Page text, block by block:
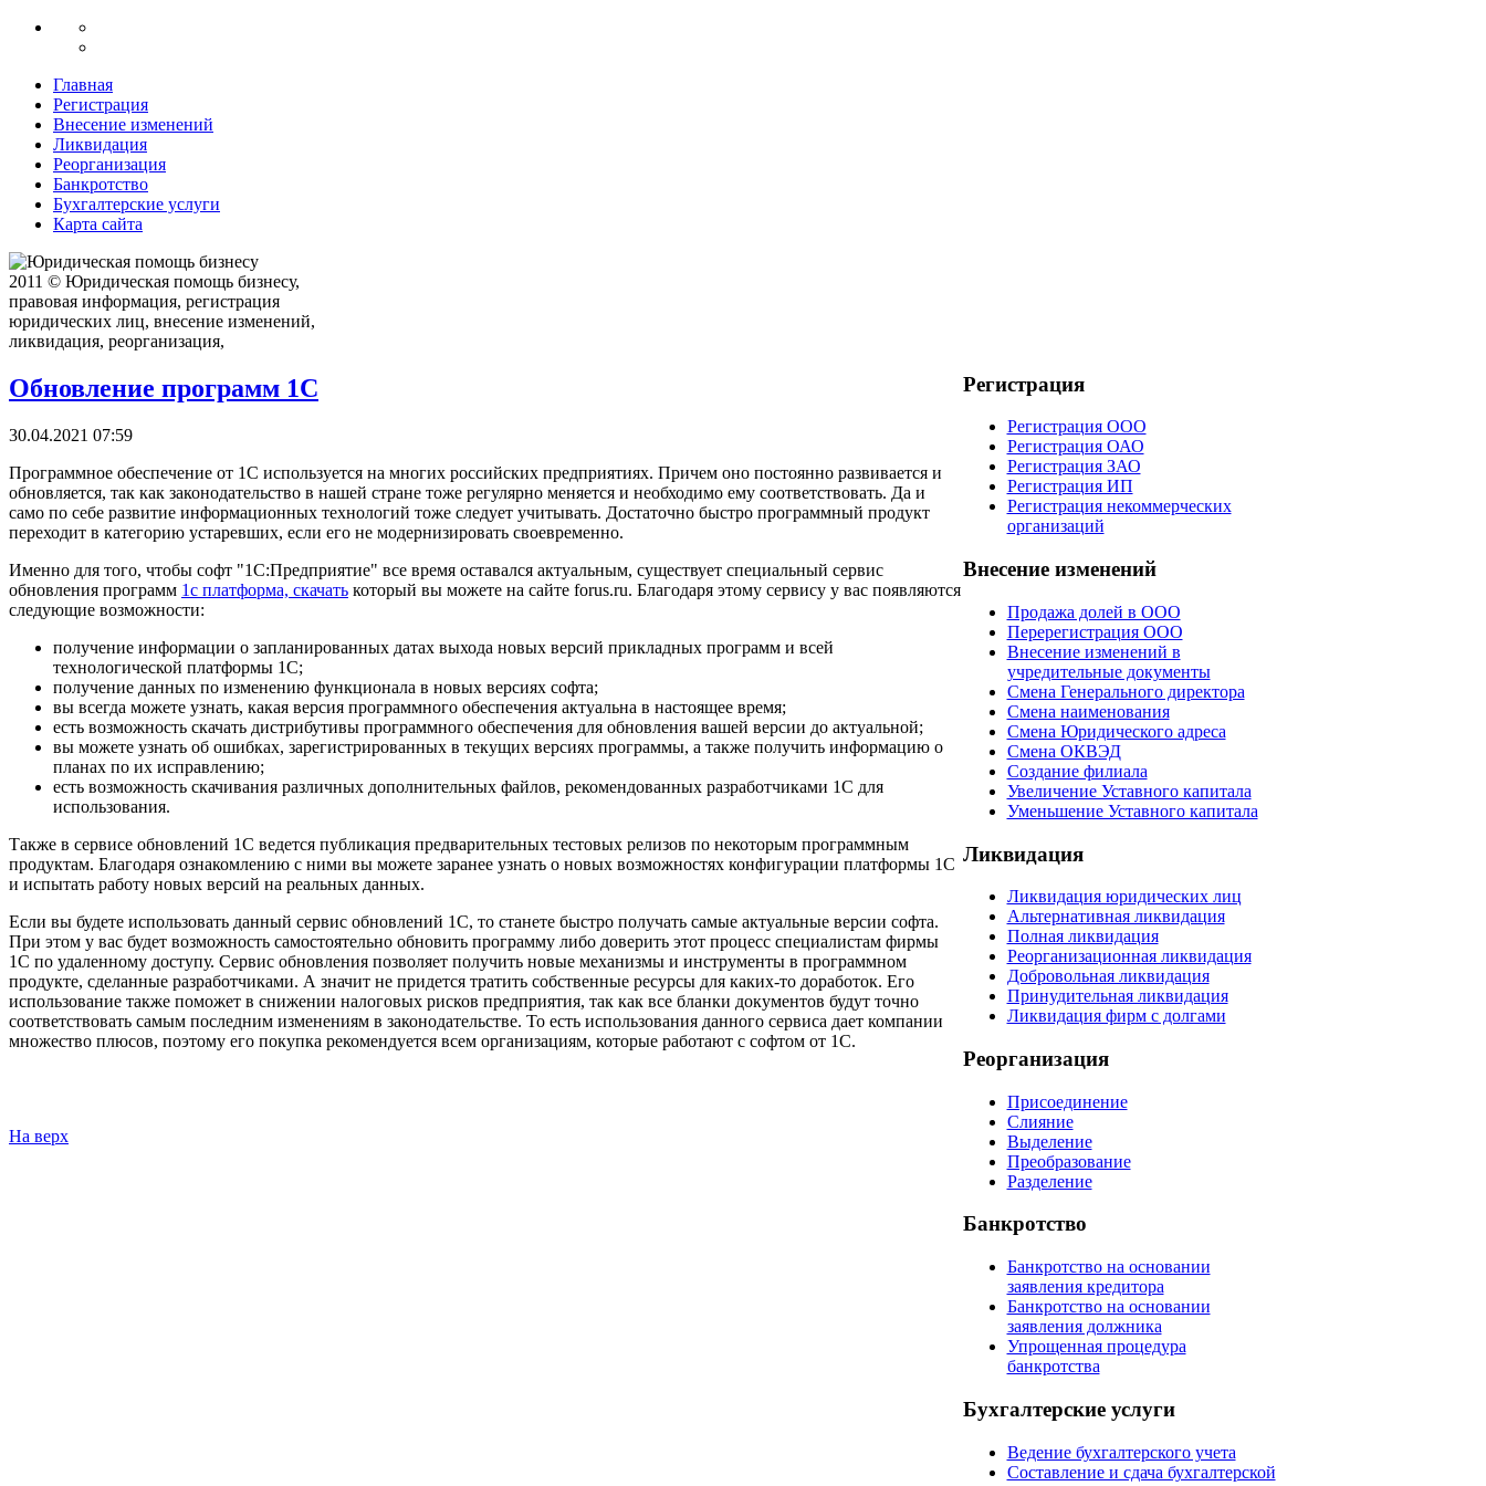
Главная
Регистрация
Внесение изменений
Ликвидация
Реорганизация
Банкротство
Бухгалтерские услуги
Карта сайта
Обновление программ 1С
30.04.2021 07:59
Программное обеспечение от 1С используется на многих российских предприятиях. Причем оно постоянно развивается и
обновляется, так как законодательство в нашей стране тоже регулярно меняется и необходимо ему соответствовать. Да и
само по себе развитие информационных технологий тоже следует учитывать. Достаточно быстро программный продукт
переходит в категорию устаревших, если его не модернизировать своевременно.
Именно для того, чтобы софт "1С:Предприятие" все время оставался актуальным, существует специальный сервис
обновления программ 1с платформа, скачать который вы можете на сайте forus.ru. Благодаря этому сервису у вас появляются
следующие возможности:
получение информации о запланированных датах выхода новых версий прикладных программ и всей
технологической платформы 1С;
получение данных по изменению функционала в новых версиях софта;
вы всегда можете узнать, какая версия программного обеспечения актуальна в настоящее время;
есть возможность скачать дистрибутивы программного обеспечения для обновления вашей версии до актуальной;
вы можете узнать об ошибках, зарегистрированных в текущих версиях программы, а также получить информацию о
планах по их исправлению;
есть возможность скачивания различных дополнительных файлов, рекомендованных разработчиками 1С для
использования.
Также в сервисе обновлений 1С ведется публикация предварительных тестовых релизов по некоторым программным
продуктам. Благодаря ознакомлению с ними вы можете заранее узнать о новых возможностях конфигурации платформы 1С
и испытать работу новых версий на реальных данных.
Если вы будете использовать данный сервис обновлений 1С, то станете быстро получать самые актуальные версии софта.
При этом у вас будет возможность самостоятельно обновить программу либо доверить этот процесс специалистам фирмы
1С по удаленному доступу. Сервис обновления позволяет получить новые механизмы и инструменты в программном
продукте, сделанные разработчиками. А значит не придется тратить собственные ресурсы для каких-то доработок. Его
использование также поможет в снижении налоговых рисков предприятия, так как все бланки документов будут точно
соответствовать самым последним изменениям в законодательстве. То есть использования данного сервиса дает компании
множество плюсов, поэтому его покупка рекомендуется всем организациям, которые работают с софтом от 1С.
На верх
Регистрация
Регистрация ООО
Регистрация ОАО
Регистрация ЗАО
Регистрация ИП
Регистрация некоммерческих
организаций
Внесениеизменений
Продажа долей в ООО
Перерегистрация ООО
Внесение изменений в
учредительные документы
Смена Генерального директора
Смена наименования
Смена Юридического адреса
Смена ОКВЭД
Создание филиала
Увеличение Уставного капитала
Уменьшение Уставного капитала
Ликвидация
Ликвидация юридических лиц
Альтернативная ликвидация
Полная ликвидация
Реорганизационная ликвидация
Добровольная ликвидация
Принудительная ликвидация
Ликвидация фирм с долгами
Реорганизация
Присоединение
Слияние
Выделение
Преобразование
Разделение
Банкротство
Банкротство на основании
заявления кредитора
Банкротство на основании
заявления должника
Упрощенная процедура
банкротства
Бухгалтерскиеуслуги
Ведение бухгалтерского учета
Составление и сдача бухгалтерской
2011 © Юридическая помощь бизнесу,
правовая информация, регистрация
юридических лиц, внесение изменений,
ликвидация, реорганизация,